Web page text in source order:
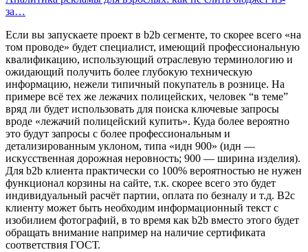
за…
Если вы запускаете проект в b2b сегменте, то скорее всего «на
том проводе» будет специалист, имеющий профессиональную
квалификацию, использующий отраслевую терминологию и
ожидающий получить более глубокую техническую
информацию, нежели типичный покупатель в рознице. На
примере всё тех же лежачих полицейских, человек “в теме”
вряд ли будет использовать для поиска ключевые запросы
вроде «лежачий полицейский купить». Куда более вероятно
это будут запросы с более профессиональным и
детализированным уклоном, типа «идн 900» (идн —
искусственная дорожная неровность; 900 — ширина изделия).
Для b2b клиента практически со 100% вероятностью не нужен
функционал корзины на сайте, т.к. скорее всего это будет
индивидуальный расчёт партии, оплата по безналу и т.д. B2c
клиенту может быть необходим информационный текст с
изобилием фотографий, в то время как b2b вместо этого будет
обращать внимание например на наличие сертификата
соответствия ГОСТ.